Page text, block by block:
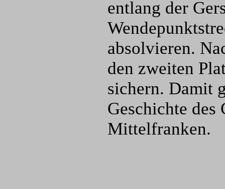
entlang der
absolvieren.
den zweiten
sichern. Damit
Geschichte des
Mittelfranken.